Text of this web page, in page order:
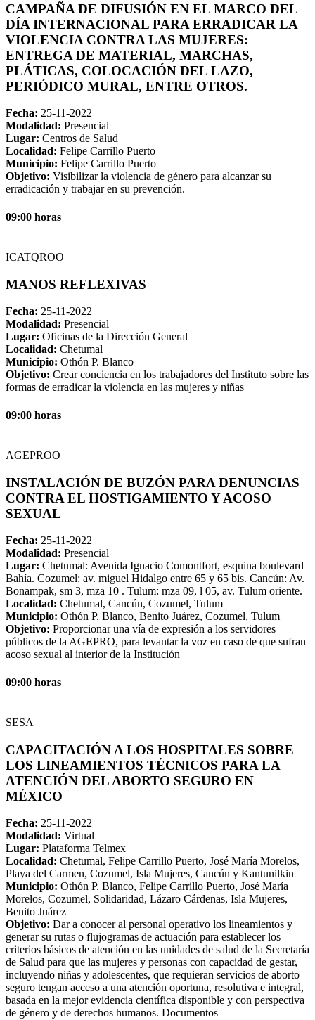
CAMPAÑA DE DIFUSIÓN EN EL MARCO DEL
DÍA INTERNACIONAL PARA ERRADICAR LA
VIOLENCIA CONTRA LAS MUJERES:
ENTREGA DE MATERIAL, MARCHAS,
PLÁTICAS, COLOCACIÓN DEL LAZO,
PERIÓDICO MURAL, ENTRE OTROS.
Fecha: 25-11-2022
Modalidad: Presencial
Lugar: Centros de Salud
Localidad: Felipe Carrillo Puerto
Municipio: Felipe Carrillo Puerto
Objetivo: Visibilizar la violencia de género para alcanzar su
erradicación y trabajar en su prevención.
09:00 horas
ICATQROO
MANOS REFLEXIVAS
Fecha: 25-11-2022
Modalidad: Presencial
Lugar: Oficinas de la Dirección General
Localidad: Chetumal
Municipio: Othón P. Blanco
Objetivo: Crear conciencia en los trabajadores del Instituto sobre las
formas de erradicar la violencia en las mujeres y niñas
09:00 horas
AGEPROO
INSTALACIÓN DE BUZÓN PARA DENUNCIAS
CONTRA EL HOSTIGAMIENTO Y ACOSO
SEXUAL
Fecha: 25-11-2022
Modalidad: Presencial
Lugar: Chetumal: Avenida Ignacio Comontfort, esquina boulevard
Bahía. Cozumel: av. miguel Hidalgo entre 65 y 65 bis. Cancún: Av.
Bonampak, sm 3, mza 10 . Tulum: mza 09, l 05, av. Tulum oriente.
Localidad: Chetumal, Cancún, Cozumel, Tulum
Municipio: Othón P. Blanco, Benito Juárez, Cozumel, Tulum
Objetivo: Proporcionar una vía de expresión a los servidores
públicos de la AGEPRO, para levantar la voz en caso de que sufran
acoso sexual al interior de la Institución
09:00 horas
SESA
CAPACITACIÓN A LOS HOSPITALES SOBRE
LOS LINEAMIENTOS TÉCNICOS PARA LA
ATENCIÓN DEL ABORTO SEGURO EN
MÉXICO
Fecha: 25-11-2022
Modalidad: Virtual
Lugar: Plataforma Telmex
Localidad: Chetumal, Felipe Carrillo Puerto, José María Morelos,
Playa del Carmen, Cozumel, Isla Mujeres, Cancún y Kantunilkin
Municipio: Othón P. Blanco, Felipe Carrillo Puerto, José María
Morelos, Cozumel, Solidaridad, Lázaro Cárdenas, Isla Mujeres,
Benito Juárez
Objetivo: Dar a conocer al personal operativo los lineamientos y
generar su rutas o flujogramas de actuación para establecer los
criterios básicos de atención en las unidades de salud de la Secretaría
de Salud para que las mujeres y personas con capacidad de gestar,
incluyendo niñas y adolescentes, que requieran servicios de aborto
seguro tengan acceso a una atención oportuna, resolutiva e integral,
basada en la mejor evidencia científica disponible y con perspectiva
de género y de derechos humanos. Documentos